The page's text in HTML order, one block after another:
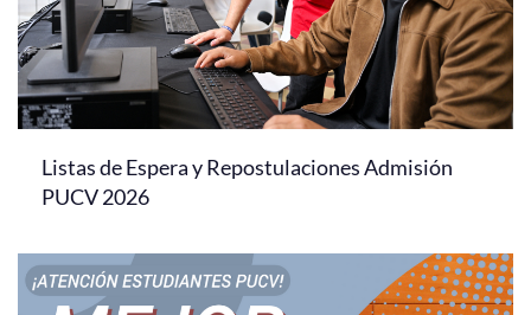
Listas de Espera y Repostulaciones Admisión
PUCV 2026